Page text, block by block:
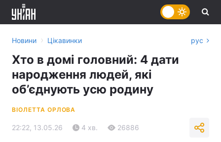
Новини › Цікавинки рус
Хто в домі головний: 4 дати
народження людей, які
об’єднують усю родину
ВІОЛЕТТА ОРЛОВА
22:22, 13.05.26 4 хв. 26886